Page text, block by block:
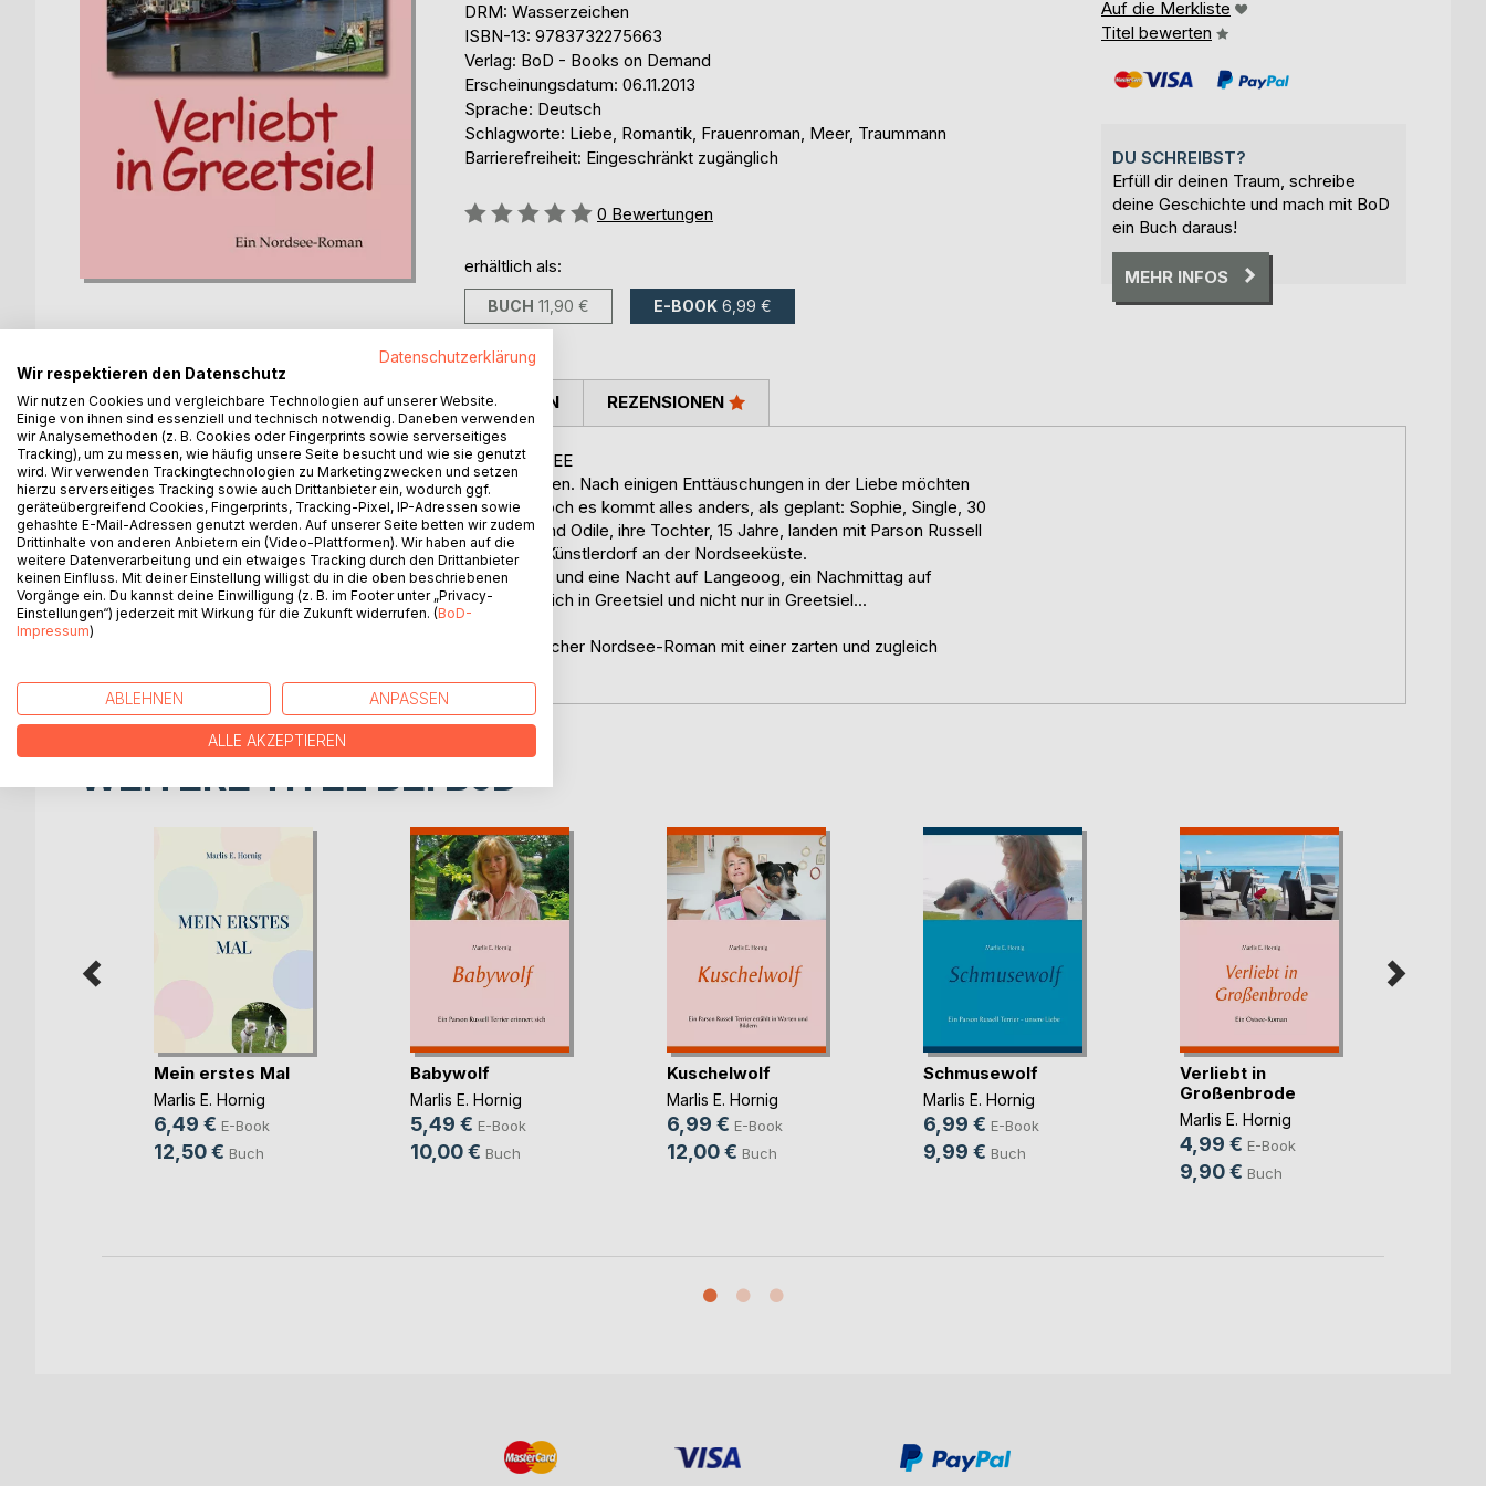
DRM: Wasserzeichen
ISBN-13: 9783732275663
Verlag: BoD - Books on Demand
Erscheinungsdatum: 06.11.2013
Sprache: Deutsch
Schlagworte: Liebe, Romantik, Frauenroman, Meer, Traummann
Barrierefreiheit: Eingeschränkt zugänglich
Bewertung::
0 Bewertungen
erhältlich als:
BUCH 11,90 € E-BOOK 6,99 €
Auf die Merkliste
Titel bewerten
DU SCHREIBST?
Erfüll dir deinen Traum, schreibe
deine Geschichte und mach mit BoD
ein Buch daraus!
MEHR INFOS
BESCHREIBUNG
LIEBE, OSTFRIESENTEE, KRABBEN, WEITE UND NORDSEE
Eigentlich wollten die drei Freundinnen nach Mallorca fliegen. Nach einigen Enttäuschungen in der Liebe möchten
sie nur vergessen. Weit weg von Bonn, ihrem Wohnort. Doch es kommt alles anders, als geplant: Sophie, Single, 30
Jahre jung, Marietta, 40 Jahre, allein erziehende Mutter, und Odile, ihre Tochter, 15 Jahre, landen mit Parson Russell
Hündin Jani in Greetsiel, einem malerischen Fischer- und Künstlerdorf an der Nordseeküste.
Spaziergänge durch Greetsiel - ein Tag auf Juist - ein Tag und eine Nacht auf Langeoog, ein Nachmittag auf
Norderney - eine Nacht im Heu. Ein Sturm! Sie verlieben sich in Greetsiel und nicht nur in Greetsiel...
Eine Liebeserklärung an Greetsiel und die Inseln. Ein köstlicher Nordsee-Roman mit einer zarten und zugleich
AUTOR/IN PRESSESTIMMEN REZENSIONEN
WEITERE TITEL BEIBoD
Mein erstes Mal
Marlis E. Hornig
6,49 € E-Book
12,50 € Buch
Babywolf
Marlis E. Hornig
5,49 € E-Book
10,00 € Buch
Kuschelwolf
Marlis E. Hornig
6,99 € E-Book
12,00 € Buch
Schmusewolf
Marlis E. Hornig
6,99 € E-Book
9,99 € Buch
Verliebt in
Großenbrode
Marlis E. Hornig
4,99 € E-Book
9,90 € Buch
Datenschutzerklärung
Wir respektieren den Datenschutz
Wir nutzen Cookies und vergleichbare Technologien auf unserer Website.
Einige von ihnen sind essenziell und technisch notwendig. Daneben verwenden
wir Analysemethoden (z. B. Cookies oder Fingerprints sowie serverseitiges
Tracking), um zu messen, wie häufig unsere Seite besucht und wie sie genutzt
wird. Wir verwenden Trackingtechnologien zu Marketingzwecken und setzen
hierzu serverseitiges Tracking sowie auch Drittanbieter ein, wodurch ggf.
geräteübergreifend Cookies, Fingerprints, Tracking-Pixel, IP-Adressen sowie
gehashte E-Mail-Adressen genutzt werden. Auf unserer Seite betten wir zudem
Drittinhalte von anderen Anbietern ein (Video-Plattformen). Wir haben auf die
weitere Datenverarbeitung und ein etwaiges Tracking durch den Drittanbieter
keinen Einfluss. Mit deiner Einstellung willigst du in die oben beschriebenen
Vorgänge ein. Du kannst deine Einwilligung (z. B. im Footer unter „Privacy-
Einstellungen“) jederzeit mit Wirkung für die Zukunft widerrufen. (BoD-
Impressum)
ABLEHNEN ANPASSEN
ALLE AKZEPTIEREN